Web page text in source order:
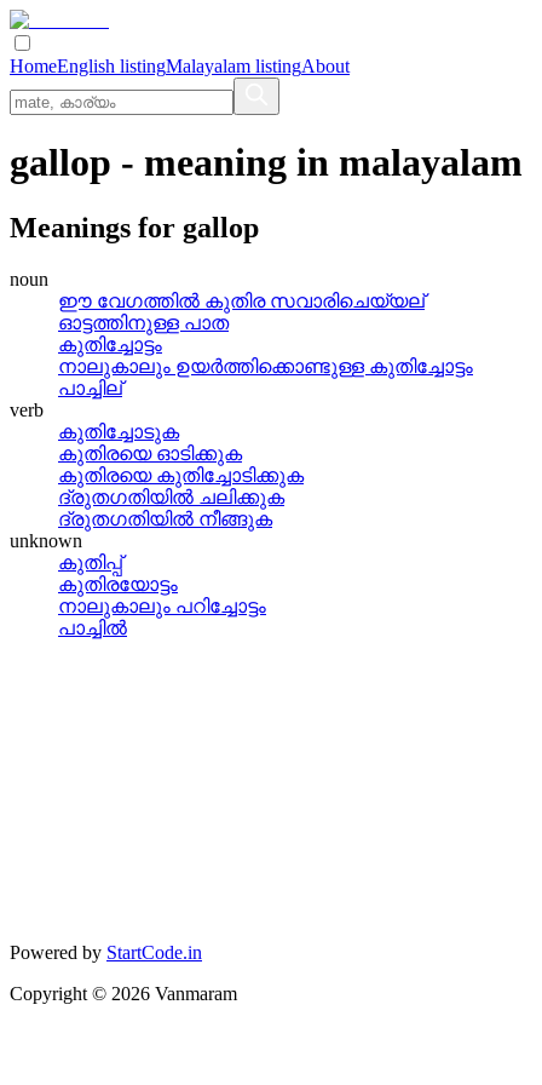
HomeEnglish listingMalayalam listingAbout
gallop - meaning in malayalam
Meanings for gallop
noun
ഈ വേഗത്തില്‍ കുതിര സവാരിചെയ്യല്
ഓട്ടത്തിനുള്ള പാത
കുതിച്ചോട്ടം
നാലുകാലും ഉയര്‍ത്തിക്കൊണ്ടുള്ള കുതിച്ചോട്ടം
പാച്ചില്
verb
കുതിച്ചോടുക
കുതിരയെ ഓടിക്കുക
കുതിരയെ കുതിച്ചോടിക്കുക
ദ്രുതഗതിയില്‍ ചലിക്കുക
ദ്രുതഗതിയില്‍ നീങ്ങുക
unknown
കുതിപ്പ്
കുതിരയോട്ടം
നാലുകാലും പറിച്ചോട്ടം
പാച്ചില്‍
Powered by StartCode.in
Copyright © 2026 Vanmaram